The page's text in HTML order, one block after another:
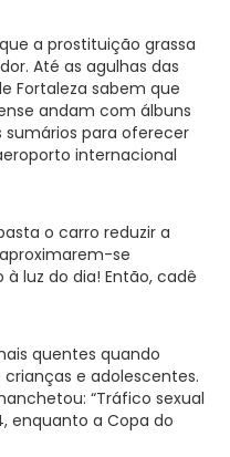
a prostituição grassa
Até as agulhas das
Fortaleza sabem que
andam com álbuns
para oferecer
internacional
o carro reduzir a
se
à luz do dia! Então, cadê
quentes quando
e adolescentes.
“Tráfico sexual
enquanto a Copa do